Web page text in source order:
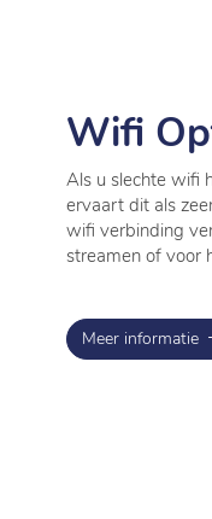
Wifi
Als u slechte wifi
ervaart dit als
wifi verbinding
streamen of voor
Meer informatie